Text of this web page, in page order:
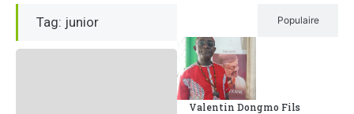
Tag: junior Populaire
Valentin Dongmo Fils